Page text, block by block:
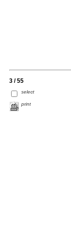
3 / 55
select
print